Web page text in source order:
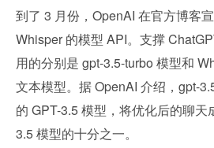
到了 3 月份，OpenAI 在官方博客
Whisper 的模型 API。支撑
用的分别是 gpt-3.5-turbo 模型和
文本模型。据 OpenAI 介绍，gpt-
的 GPT-3.5 模型，将优化后的聊天
3.5 模型的十分之一。